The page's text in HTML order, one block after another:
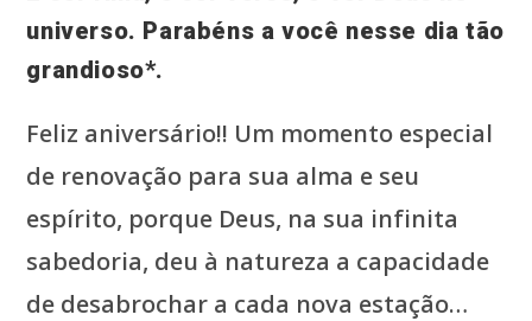
universo. Parabéns a você nesse dia tão
grandioso*.
Feliz aniversário!! Um momento especial
de renovação para sua alma e seu
espírito, porque Deus, na sua infinita
sabedoria, deu à natureza a capacidade
de desabrochar a cada nova estação…